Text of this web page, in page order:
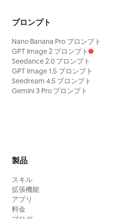
プロンプト
Nano Banana Pro プロンプト
GPT Image 2 プロンプト
Seedance 2.0 プロンプト
GPT Image 1.5 プロンプト
Seedream 4.5 プロンプト
Gemini 3 Pro プロンプト
製品
スキル
拡張機能
アプリ
料金